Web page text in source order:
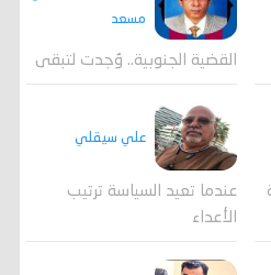
مسعد
القضية الجنوبية.. وُجدت لتبقى
علي سيقلي
عندما تعيد السياسة ترتيب
الأعداء